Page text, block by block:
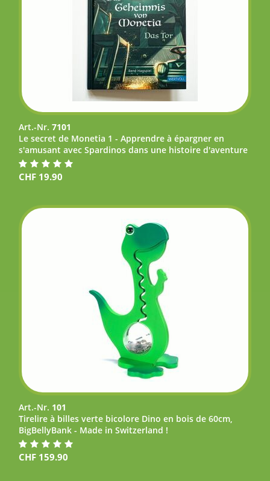
Art.-Nr. 7101
Le secret de Monetia 1 - Apprendre à épargner en
s'amusant avec Spardinos dans une histoire d'aventure
CHF 19.90
Art.-Nr. 101
Tirelire à billes verte bicolore Dino en bois de 60cm,
BigBellyBank - Made in Switzerland !
CHF 159.90